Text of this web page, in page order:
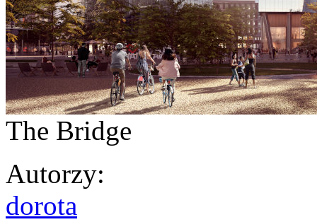
The Bridge
Autorzy:
dorota